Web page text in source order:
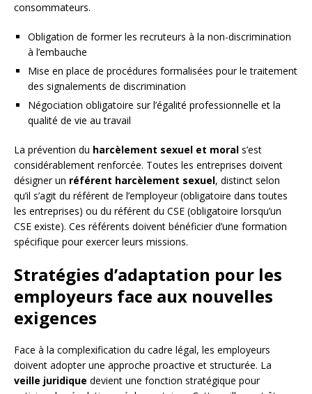
consommateurs.
Obligation de former les recruteurs à la non-discrimination
à l’embauche
Mise en place de procédures formalisées pour le traitement
des signalements de discrimination
Négociation obligatoire sur l’égalité professionnelle et la
qualité de vie au travail
La prévention du harcèlement sexuel et moral s’est
considérablement renforcée. Toutes les entreprises doivent
désigner un référent harcèlement sexuel, distinct selon
qu’il s’agit du référent de l’employeur (obligatoire dans toutes
les entreprises) ou du référent du CSE (obligatoire lorsqu’un
CSE existe). Ces référents doivent bénéficier d’une formation
spécifique pour exercer leurs missions.
Stratégies d’adaptation pour les
employeurs face aux nouvelles
exigences
Face à la complexification du cadre légal, les employeurs
doivent adopter une approche proactive et structurée. La
veille juridique devient une fonction stratégique pour